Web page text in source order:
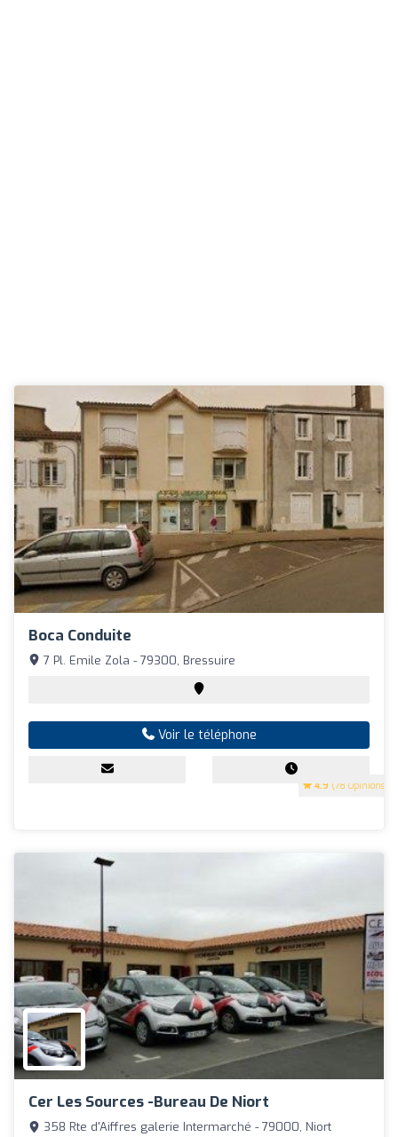
Boca Conduite
4.9 (78 Opinions)
7 Pl. Emile Zola - 79300, Bressuire
Voir le téléphone
Cer Les Sources -Bureau De Niort
358 Rte d'Aiffres galerie Intermarché - 79000, Niort